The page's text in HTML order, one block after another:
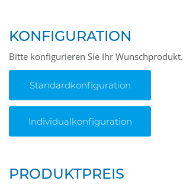
KONFIGURATION
Bitte konfigurieren Sie Ihr Wunschprodukt.
Standardkonfiguration
Individualkonfiguration
PRODUKTPREIS